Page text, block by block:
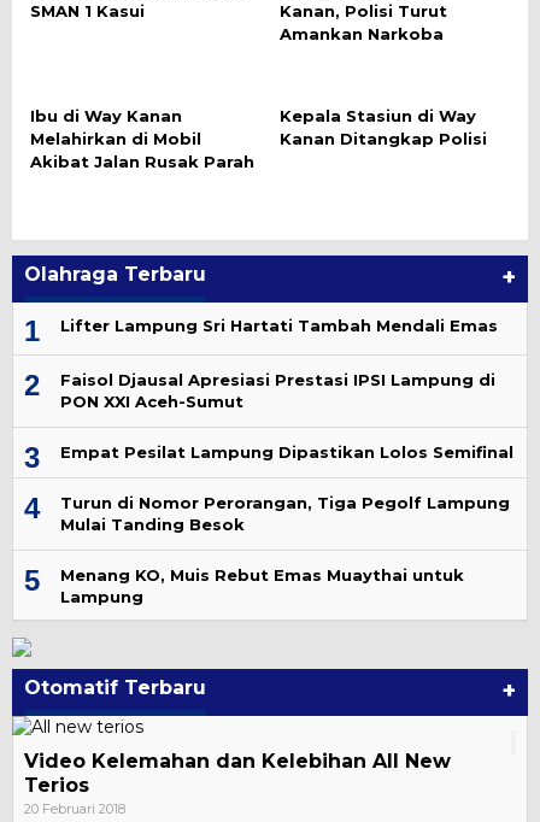
SMAN 1 Kasui
Kanan, Polisi Turut
Amankan Narkoba
Ibu di Way Kanan
Melahirkan di Mobil
Akibat Jalan Rusak Parah
Kepala Stasiun di Way
Kanan Ditangkap Polisi
Olahraga Terbaru +
1 Lifter Lampung Sri Hartati Tambah Mendali Emas
2
Faisol Djausal Apresiasi Prestasi IPSI Lampung di
PON XXI Aceh-Sumut
3 Empat Pesilat Lampung Dipastikan Lolos Semifinal
4
Turun di Nomor Perorangan, Tiga Pegolf Lampung
Mulai Tanding Besok
5
Menang KO, Muis Rebut Emas Muaythai untuk
Lampung
Otomatif Terbaru +
Video Kelemahan dan Kelebihan All New
Terios
20 Februari 2018